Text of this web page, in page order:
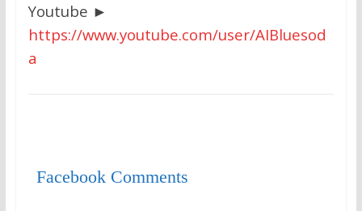
Youtube ►
https://www.youtube.com/user/AIBluesod
a
Facebook Comments